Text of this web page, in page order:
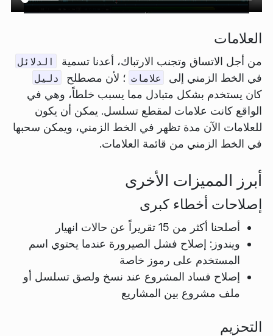
العلامات
من أجل الاتساق وتجنب الارتباك، أعدنا تسمية الدلائل
في الخط الزمني إلى علامات ؛ لأن مصطلح دليل
كان يستخدم بشكل متبادل مما يسبب خلطاً، وهي في
الواقع كانت علامات لمقطع تسلسل. يمكن أن يكون
للعلامات الآن مدة تظهر في الخط الزمني، ويمكن سحبها
في الخط الزمني من قائمة العلامات.
أبرز المميزات الأخرى
إصلاحات أخطاء كبرى
أصلحنا أكثر من 15 تقريراً عن حالات انهيار
ويندوز: إصلاح فشل الصيرورة عندما يحتوي اسم
المستخدم على رموز خاصة
إصلاح فساد المشروع عند نسخ ولصق تسلسل أو
ملف مشروع بين المشاريع
التحزيم